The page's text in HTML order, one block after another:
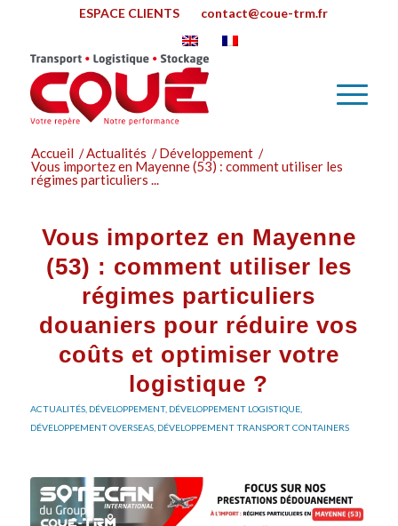
ESPACE CLIENTS contact@coue-trm.fr
Accueil /Actualités / Développement /
Vous importez en Mayenne (53) : comment utiliser les
régimes particuliers ...
Vous importez en Mayenne
(53) : comment utiliser les
régimes particuliers
douaniers pour réduire vos
coûts et optimiser votre
logistique ?
ACTUALITÉS, DÉVELOPPEMENT, DÉVELOPPEMENT LOGISTIQUE,
DÉVELOPPEMENT OVERSEAS, DÉVELOPPEMENT TRANSPORT CONTAINERS